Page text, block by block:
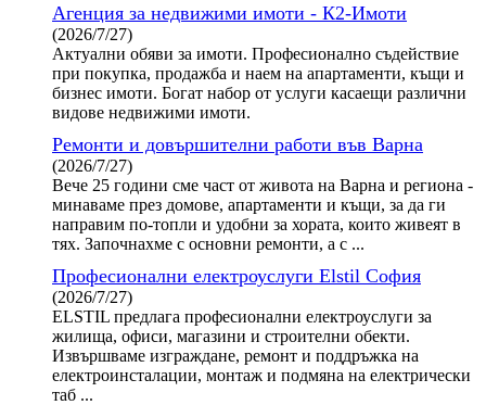
Агенция за недвижими имоти - К2-Имоти
(2026/7/27)
Актуални обяви за имоти. Професионално съдействие
при покупка, продажба и наем на апартаменти, къщи и
бизнес имоти. Богат набор от услуги касаещи различни
видове недвижими имоти.
Ремонти и довършителни работи във Варна
(2026/7/27)
Вече 25 години сме част от живота на Варна и региона -
минаваме през домове, апартаменти и къщи, за да ги
направим по-топли и удобни за хората, които живеят в
тях. Започнахме с основни ремонти, а с ...
Професионални електроуслуги Elstil София
(2026/7/27)
ELSTIL предлага професионални електроуслуги за
жилища, офиси, магазини и строителни обекти.
Извършваме изграждане, ремонт и поддръжка на
електроинсталации, монтаж и подмяна на електрически
таб ...